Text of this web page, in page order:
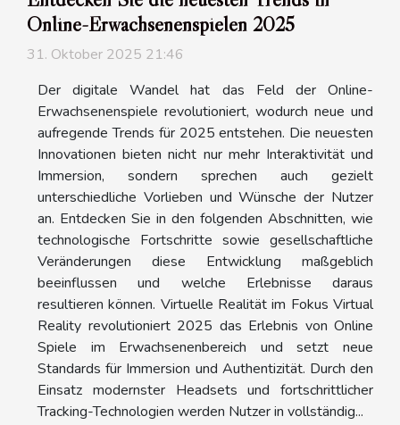
Online-Erwachsenenspielen 2025
31. Oktober 2025 21:46
Der digitale Wandel hat das Feld der Online-
Erwachsenenspiele revolutioniert, wodurch neue und
aufregende Trends für 2025 entstehen. Die neuesten
Innovationen bieten nicht nur mehr Interaktivität und
Immersion, sondern sprechen auch gezielt
unterschiedliche Vorlieben und Wünsche der Nutzer
an. Entdecken Sie in den folgenden Abschnitten, wie
technologische Fortschritte sowie gesellschaftliche
Veränderungen diese Entwicklung maßgeblich
beeinflussen und welche Erlebnisse daraus
resultieren können. Virtuelle Realität im Fokus Virtual
Reality revolutioniert 2025 das Erlebnis von Online
Spiele im Erwachsenenbereich und setzt neue
Standards für Immersion und Authentizität. Durch den
Einsatz modernster Headsets und fortschrittlicher
Tracking-Technologien werden Nutzer in vollständig...